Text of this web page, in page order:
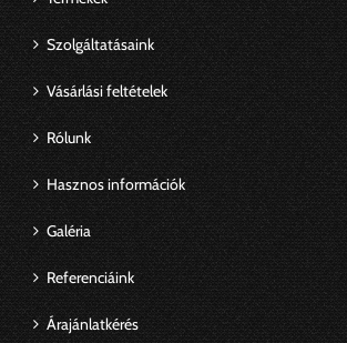
Szolgáltatásaink
Vásárlási feltételek
Rólunk
Hasznos információk
Galéria
Referenciáink
Árajánlatkérés